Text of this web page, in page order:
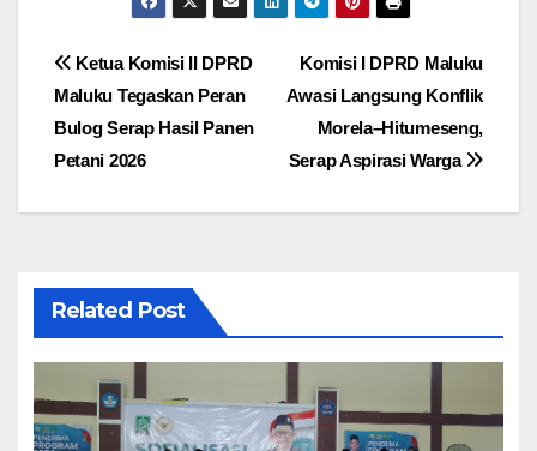
Navigasi
pos
Komisi I DPRD Maluku
Awasi Langsung Konflik
Morela–Hitumeseng,
Serap Aspirasi Warga
Ketua Komisi II DPRD
Maluku Tegaskan Peran
Bulog Serap Hasil Panen
Petani 2026
Related Post